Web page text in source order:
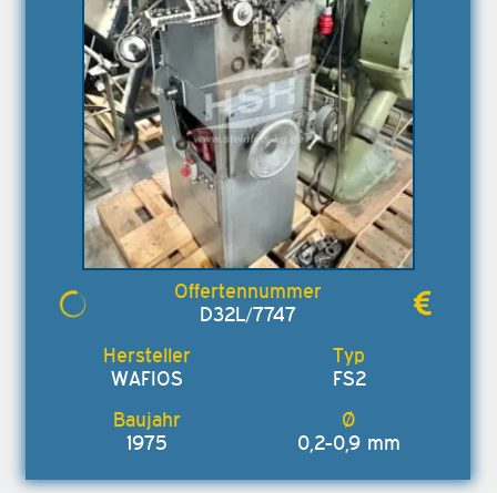
D32L/7747
WAFIOS FS2
1975 0,2-0,9 mm